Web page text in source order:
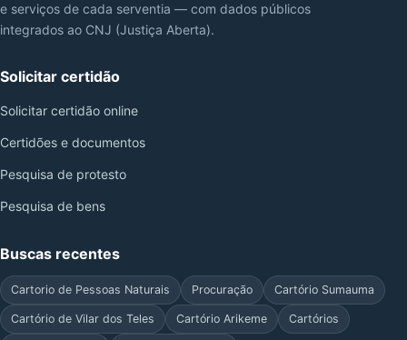
e serviços de cada serventia — com dados públicos
integrados ao CNJ (Justiça Aberta).
Solicitar certidão
Solicitar certidão online
Certidões e documentos
Pesquisa de protesto
Pesquisa de bens
Buscas recentes
Cartorio de Pessoas Naturais Procuração Cartório Sumauma
Cartório de Vilar dos Teles Cartório Arikeme Cartórios